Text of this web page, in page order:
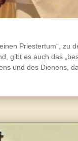
Priestertum“, zu
gibt es auch das
und des Dienens,